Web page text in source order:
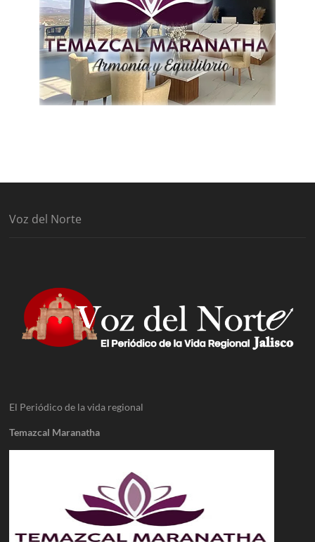
Voz del Norte
El Periódico de la vida regional
Temazcal Maranatha